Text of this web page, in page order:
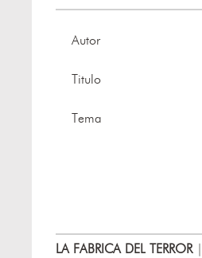
Autor
Titulo
Tema
LA FABRICA DEL TERROR|